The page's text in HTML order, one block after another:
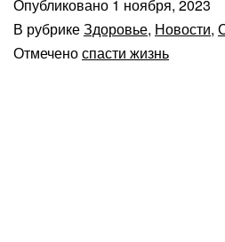
Опубликовано 1 ноября, 2023
В рубрикеЗдоровье, Новости,
Отмеченоспасти жизнь